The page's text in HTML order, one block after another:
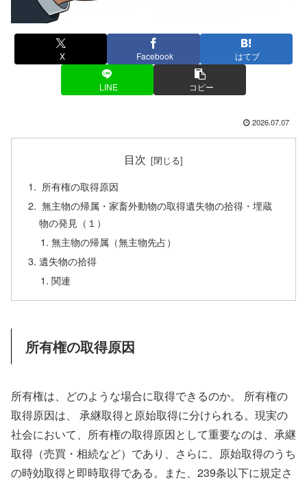
X Facebook はてブ
LINE コピー
2026.07.07
目次
所有権の取得原因
無主物の帰属・家畜外動物の取得遺失物の拾得・埋蔵
物の発見（１）
無主物の帰属（無主物先占）
遺失物の拾得
関連
所有権の取得原因
所有権は、どのような場合に取得できるのか。 所有権の
取得原因は、 承継取得と原始取得に分けられる。現実の
社会において、所有権の取得原因として重要なのは、承継
取得（売買・相続など）であり、さらに、原始取得のうち
の時効取得と即時取得である。また、239条以下に規定さ